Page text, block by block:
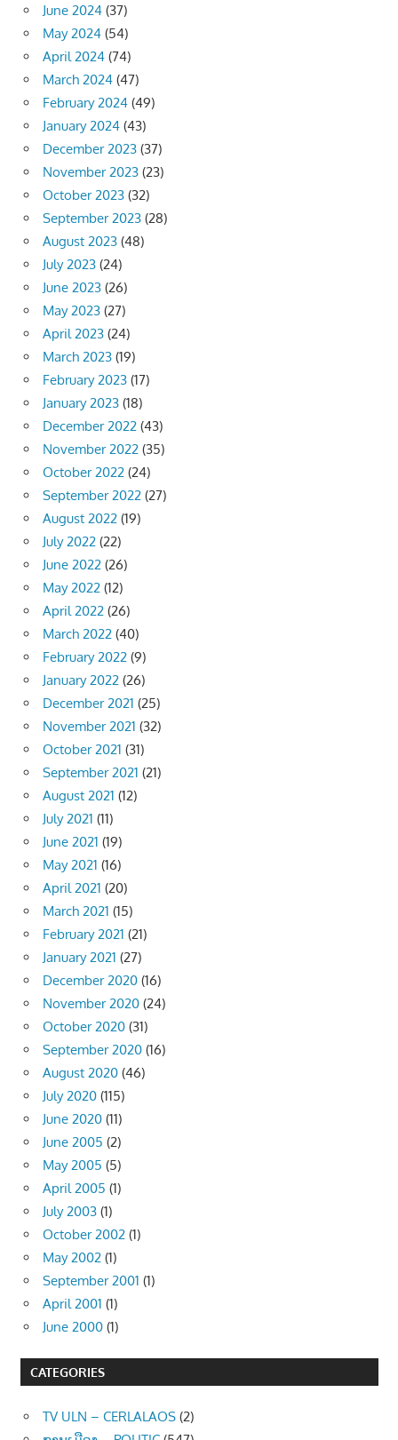
June 2024 (37)
May 2024 (54)
April 2024 (74)
March 2024 (47)
February 2024 (49)
January 2024 (43)
December 2023 (37)
November 2023 (23)
October 2023 (32)
September 2023 (28)
August 2023 (48)
July 2023 (24)
June 2023 (26)
May 2023 (27)
April 2023 (24)
March 2023 (19)
February 2023 (17)
January 2023 (18)
December 2022 (43)
November 2022 (35)
October 2022 (24)
September 2022 (27)
August 2022 (19)
July 2022 (22)
June 2022 (26)
May 2022 (12)
April 2022 (26)
March 2022 (40)
February 2022 (9)
January 2022 (26)
December 2021 (25)
November 2021 (32)
October 2021 (31)
September 2021 (21)
August 2021 (12)
July 2021 (11)
June 2021 (19)
May 2021 (16)
April 2021 (20)
March 2021 (15)
February 2021 (21)
January 2021 (27)
December 2020 (16)
November 2020 (24)
October 2020 (31)
September 2020 (16)
August 2020 (46)
July 2020 (115)
June 2020 (11)
June 2005 (2)
May 2005 (5)
April 2005 (1)
July 2003 (1)
October 2002 (1)
May 2002 (1)
September 2001 (1)
April 2001 (1)
June 2000 (1)
CATEGORIES
TV ULN – CERLALAOS (2)